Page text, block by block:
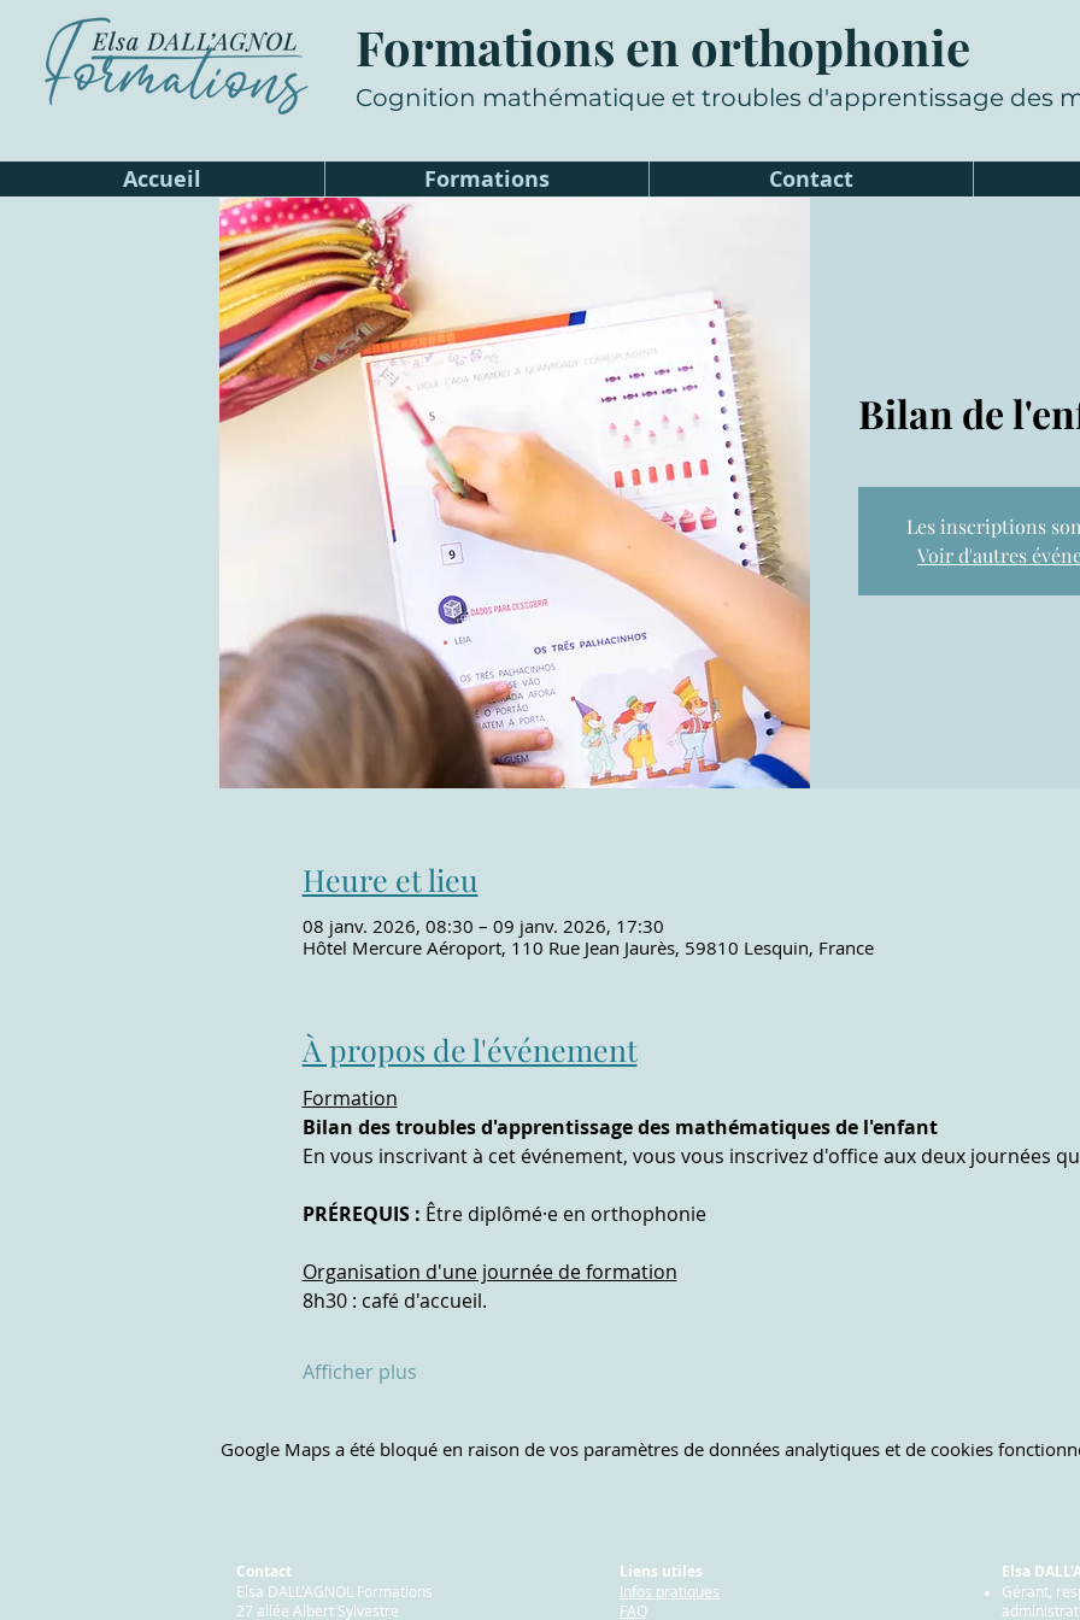
Formations en orthophonie
Cognition mathématique et troubles d'apprentissage des
Accueil Formations Contact
Bilan de
Les inscriptions
Voir d'autres
Heure et lieu
08 janv. 2026, 08:30 – 09 janv. 2026, 17:30
Hôtel Mercure Aéroport, 110 Rue Jean Jaurès, 59810 Lesquin, France
À propos de l'événement
Formation
Bilan des troubles d'apprentissage des mathématiques de l'enfant
En vous inscrivant à cet événement, vous vous inscrivez d'office aux deux journées
PRÉREQUIS : Être diplômé·e en orthophonie
Organisation d'une journée de formation
8h30 : café d'accueil.
Afficher plus
Google Maps a été bloqué en raison de vos paramètres de données analytiques et de cookies
Contact
Elsa DALL'AGNOL Formations
27 allée Albert Sylvestre
Liens utiles
Infos pratiques
FAQ
Elsa
Gérant,